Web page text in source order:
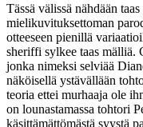
Tässä välissä nähdään
mielikuvituksettoman
otteeseen pienillä
sheriffi sylkee taas mälliä.
jonka nimeksi selviää
näköisellä ystävällään
teoria ettei murhaaja ole
on lounastamassa tohtori
käsittämättömästä syystä